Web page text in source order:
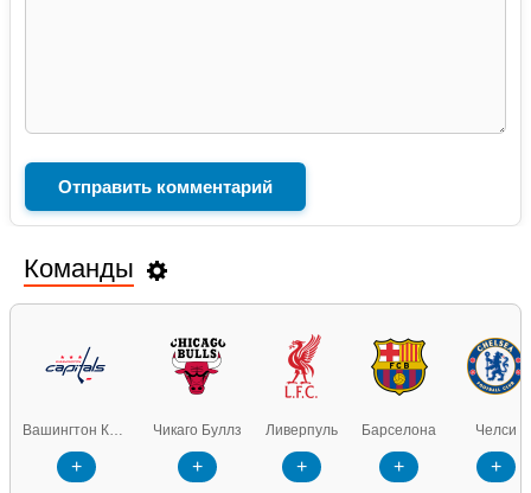
Команды
Вашингтон Кэпиталз
+
Чикаго Буллз
+
Ливерпуль
+
Барселона
+
Челси
+